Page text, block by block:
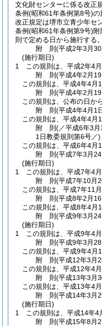
文化財センターに係る改正
条例(昭和61年条例第8号)の
改正規定は堺市立青少年セ
条例(昭和61年条例第9号)
則で定める日から施行する。
附 則(平成2年3月
(施行期日)
1
この規則は、平成2年4
附 則(平成4年2月
この規則は、平成4年4月
附 則(平成4年2月
この規則は、公布の日か
附 則(平成4年4月1
この規則は、平成4年4月
附 則(／平成6年3
1日教委規則第6号／)
この規則は、平成6年4月
附 則(平成7年3月
(施行期日)
1
この規則は、平成7年4
附 則(平成7年10月
この規則は、平成7年11
附 則(平成8年2月
この規則は、平成8年4月
附 則(平成9年3月
(施行期日)
1
この規則は、平成9年4
附 則(平成9年3月
この規則は、平成9年4月
附 則(平成12年3月
この規則は、平成12年4
附 則(平成13年3月
この規則は、平成13年4
附 則(平成14年3月
(施行期日)
1
この規則は、平成14年4
附 則(平成15年8月